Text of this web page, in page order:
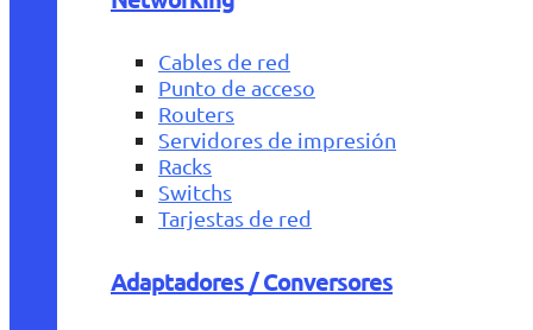
Cables de red
Punto de acceso
Routers
Servidores de impresión
Racks
Switchs
Tarjestas de red
Adaptadores / Conversores